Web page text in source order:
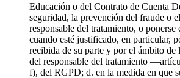
Educación o del Contrato de Cuenta
seguridad, la prevención del fraude o
responsable del tratamiento, o ponerse
cuando esté justificado, en particular,
recibida de su parte y por el ámbito de
del responsable del tratamiento
f), del RGPD; d. en la medida en que